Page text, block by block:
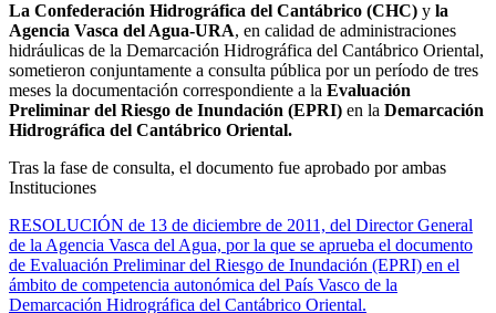
La Confederación Hidrográfica del Cantábrico (CHC) y la
Agencia Vasca del Agua-URA, en calidad de administraciones
hidráulicas de la Demarcación Hidrográfica del Cantábrico Oriental,
sometieron conjuntamente a consulta pública por un período de tres
meses la documentación correspondiente a la Evaluación
Preliminar del Riesgo de Inundación (EPRI) en la Demarcación
Hidrográfica del Cantábrico Oriental.
Tras la fase de consulta, el documento fue aprobado por ambas
Instituciones
RESOLUCIÓN de 13 de diciembre de 2011, del Director General
de la Agencia Vasca del Agua, por la que se aprueba el documento
de Evaluación Preliminar del Riesgo de Inundación (EPRI) en el
ámbito de competencia autonómica del País Vasco de la
Demarcación Hidrográfica del Cantábrico Oriental.